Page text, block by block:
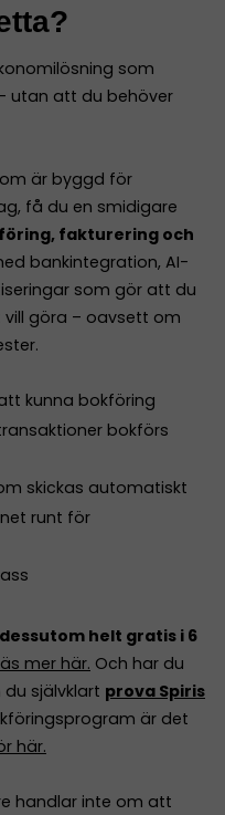
som
utan att du behöver
är byggd för
få du en smidigare
fakturering och
bankintegration, AI-
som gör att du
göra – oavsett om
kunna bokföring
bokförs
skickas automatiskt
runt för
helt gratis i 6
mer här. Och har du
självklart prova Spiris
är det
här.
handlar inte om att